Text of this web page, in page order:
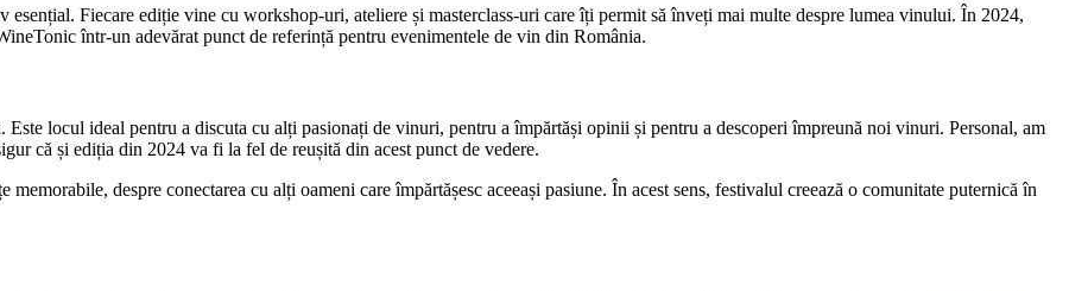
Fiecare ediție vine cu workshop-uri, ateliere și masterclass-uri care îți permit să înveți mai multe despre lumea vinului. În 2024,
într-un adevărat punct de referință pentru evenimentele de vin din România.
locul ideal pentru a discuta cu alți pasionați de vinuri, pentru a împărtăși opinii și pentru a descoperi împreună noi vinuri. Personal, am
că și ediția din 2024 va fi la fel de reușită din acest punct de vedere.
despre conectarea cu alți oameni care împărtășesc aceeași pasiune. În acest sens, festivalul creează o comunitate puternică în